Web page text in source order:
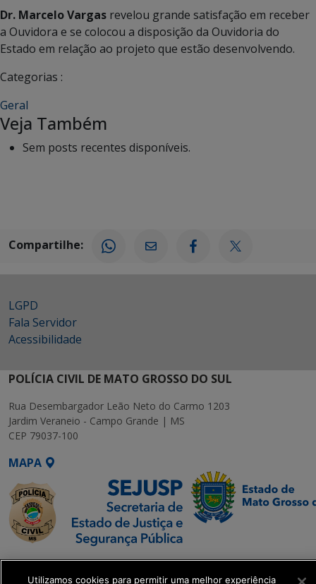
Dr. Marcelo Vargas revelou grande satisfação em receber
a Ouvidora e se colocou a disposição da Ouvidoria do
Estado em relação ao projeto que estão desenvolvendo.
Categorias :
Geral
Veja Também
Sem posts recentes disponíveis.
Compartilhe:
LGPD
Fala Servidor
Acessibilidade
POLÍCIA CIVIL DE MATO GROSSO DO SUL
Rua Desembargador Leão Neto do Carmo 1203
Jardim Veraneio - Campo Grande | MS
CEP 79037-100
MAPA
SETDIG | Secretaria-
Executiva de
Utilizamos cookies para permitir uma melhor experiência